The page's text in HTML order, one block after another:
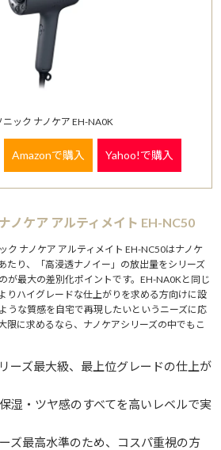
ニック ナノケア EH-NA0K
Amazonで購入 Yahoo!で購入
ノケア アルティメイト EH-NC50
ク ナノケア アルティメイト EH-NC50はナノケ
たり、「高浸透ナノイー」の放出量をシリーズ
が最大の差別化ポイントです。EH-NA0Kと同じ
りハイグレードな仕上がりを求める方向けに設
うな質感を自宅で再現したいというニーズに応
限に求めるなら、ナノケアシリーズの中でもこ
ーズ最大級、最上位グレードの仕上が
湿・ツヤ感のすべてを高いレベルで実
ズ最高水準のため、コスパ重視の方